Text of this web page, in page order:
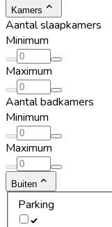
Kamers
Aantal slaapkamers
Minimum
Maximum
Aantal badkamers
Minimum
Maximum
Buiten
Parking